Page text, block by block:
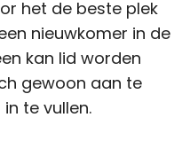
het de beste plek
nieuwkomer in de
kan lid worden
gewoon aan te
te vullen.